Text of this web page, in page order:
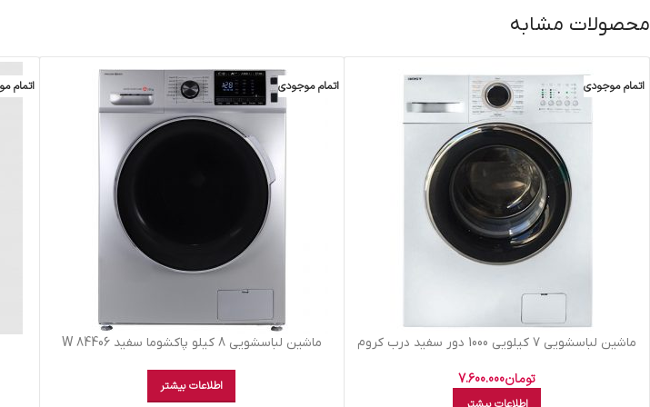
محصولات مشابه
اتمام موجودی
ماشين لباسشويي 7 کيلويي 1000 دور سفيد درب کروم
تومان7.600.000
اتمام موجودی
ماشين لباسشويي 8 کيلو پاکشوما سفيد 84406 W
اطلاعات بیشتر
اتمام